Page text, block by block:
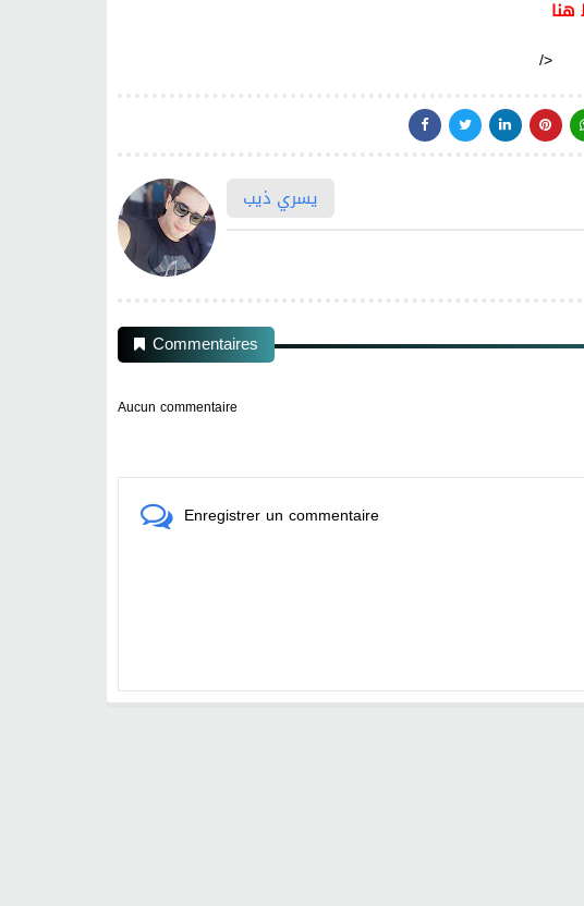
/>
يسري ذيب
Commentaires
Aucun commentaire
Enregistrer un commentaire